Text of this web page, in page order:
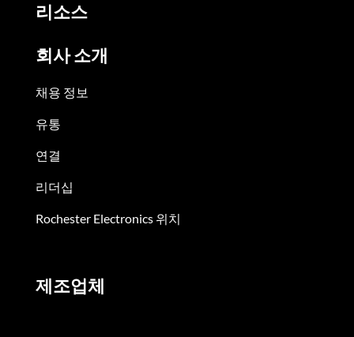
리소스
회사 소개
채용 정보
유통
연결
리더십
Rochester Electronics 위치
제조업체